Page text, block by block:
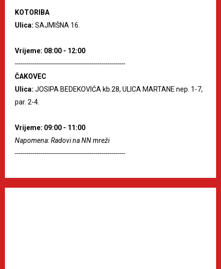
KOTORIBA
Ulica: SAJMIŠNA 16.
Vrijeme: 08:00 - 12:00
--------------------------------------------------------
ČAKOVEC
Ulica: JOSIPA BEDEKOVIĆA kb.28, ULICA MARTANE nep. 1-7,
par. 2-4.
Vrijeme: 09:00 - 11:00
Napomena: Radovi na NN mreži
--------------------------------------------------------